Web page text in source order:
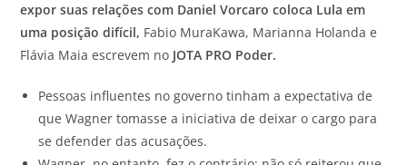
expor suas relações com Daniel Vorcaro coloca Lula em
uma posição difícil, Fabio MuraKawa, Marianna Holanda e
Flávia Maia escrevem no JOTA PRO Poder.
Pessoas influentes no governo tinham a expectativa de
que Wagner tomasse a iniciativa de deixar o cargo para
se defender das acusações.